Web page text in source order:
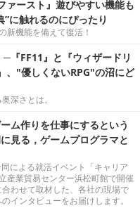
ァースト』遊びやすい機能も
に触れるのにぴったり
新機能を備えて復活！
─『FF11』と『ウィザードリ
、"優しくないRPG"の沼にど
深さとは。
ム作りを仕事にするという
見る，ゲームプログラマと
による就活イベント「キャリア
産業貿易センター浜松町館で開催
わせて取材した、各社の現場で
インタビューをお届けします。